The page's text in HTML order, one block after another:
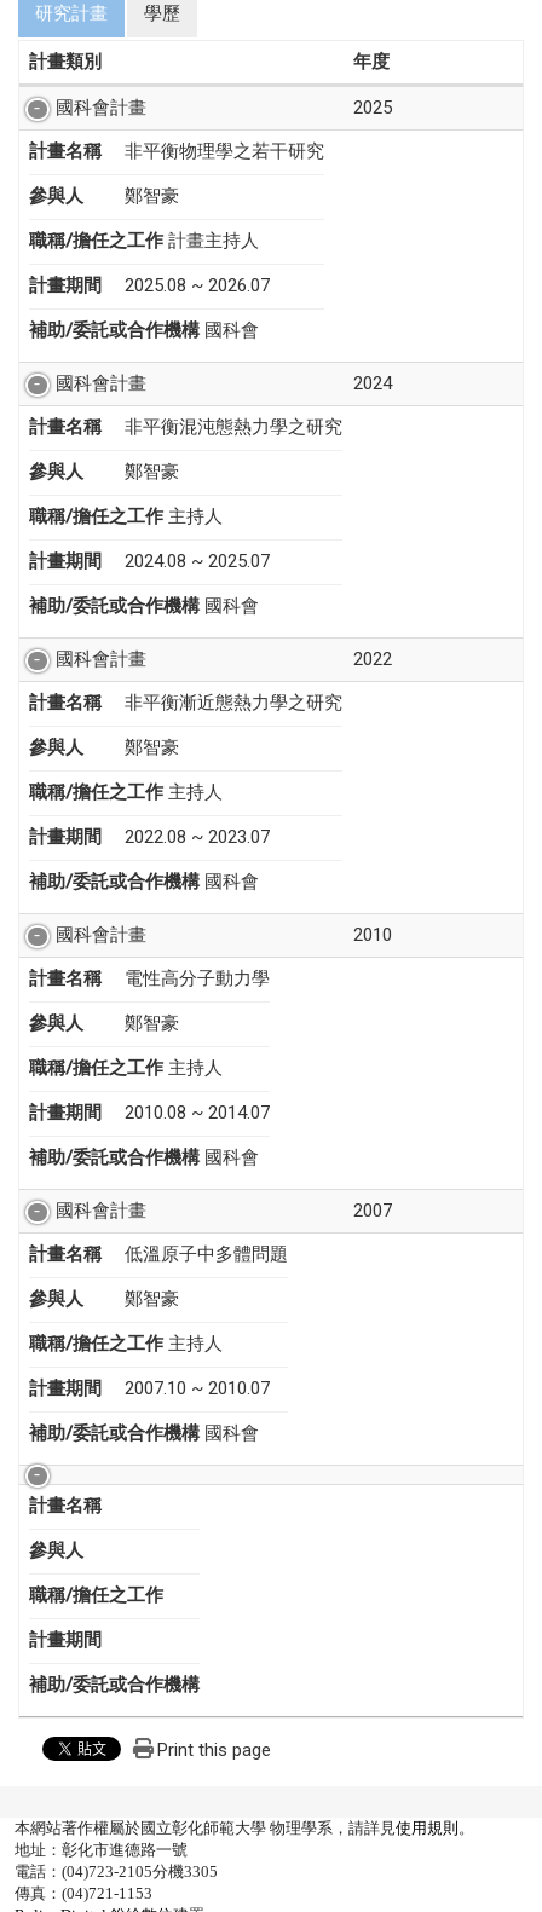
研究計畫 學歷
計畫類別 年度
國科會計畫
2025
計畫名稱
非平衡物理學之若干研究
參與人 鄭智豪
職稱/擔任之工作 計畫主持人
計畫期間 2025.08 ~ 2026.07
補助/委託或合作機構 國科會
國科會計畫
2024
計畫名稱
非平衡混沌態熱力學之研究
參與人 鄭智豪
職稱/擔任之工作 主持人
計畫期間 2024.08 ~ 2025.07
補助/委託或合作機構 國科會
國科會計畫
2022
計畫名稱
非平衡漸近態熱力學之研究
參與人 鄭智豪
職稱/擔任之工作 主持人
計畫期間 2022.08 ~ 2023.07
補助/委託或合作機構 國科會
國科會計畫
2010
計畫名稱
電性高分子動力學
參與人 鄭智豪
職稱/擔任之工作 主持人
計畫期間 2010.08 ~ 2014.07
補助/委託或合作機構 國科會
國科會計畫
2007
計畫名稱
低溫原子中多體問題
參與人 鄭智豪
職稱/擔任之工作 主持人
計畫期間 2007.10 ~ 2010.07
補助/委託或合作機構 國科會
計畫名稱
參與人
職稱/擔任之工作
計畫期間
補助/委託或合作機構
Print this page
本網站著作權屬於國立彰化師範大學 物理學系，請詳見使用規則 。
地址：彰化市進德路一號
電話：(04)723-2105分機3305
傳真：(04)721-1153